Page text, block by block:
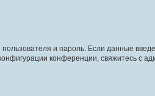
и пароль. Если данные
конференции, свяжитесь с